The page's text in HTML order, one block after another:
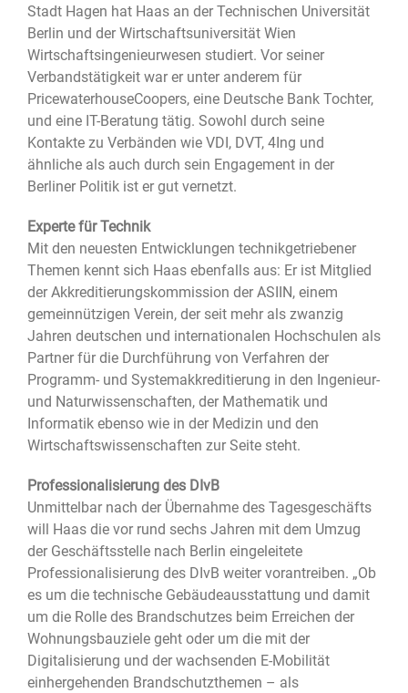
Stadt Hagen hat Haas an der Technischen Universität
Berlin und der Wirtschaftsuniversität Wien
Wirtschaftsingenieurwesen studiert. Vor seiner
Verbandstätigkeit war er unter anderem für
PricewaterhouseCoopers, eine Deutsche Bank Tochter,
und eine IT-Beratung tätig. Sowohl durch seine
Kontakte zu Verbänden wie VDI, DVT, 4Ing und
ähnliche als auch durch sein Engagement in der
Berliner Politik ist er gut vernetzt.
Experte für Technik
Mit den neuesten Entwicklungen technikgetriebener
Themen kennt sich Haas ebenfalls aus: Er ist Mitglied
der Akkreditierungskommission der ASIIN, einem
gemeinnützigen Verein, der seit mehr als zwanzig
Jahren deutschen und internationalen Hochschulen als
Partner für die Durchführung von Verfahren der
Programm- und Systemakkreditierung in den Ingenieur-
und Naturwissenschaften, der Mathematik und
Informatik ebenso wie in der Medizin und den
Wirtschaftswissenschaften zur Seite steht.
Professionalisierung des DIvB
Unmittelbar nach der Übernahme des Tagesgeschäfts
will Haas die vor rund sechs Jahren mit dem Umzug
der Geschäftsstelle nach Berlin eingeleitete
Professionalisierung des DIvB weiter vorantreiben. „Ob
es um die technische Gebäudeausstattung und damit
um die Rolle des Brandschutzes beim Erreichen der
Wohnungsbauziele geht oder um die mit der
Digitalisierung und der wachsenden E-Mobilität
einhergehenden Brandschutzthemen – als